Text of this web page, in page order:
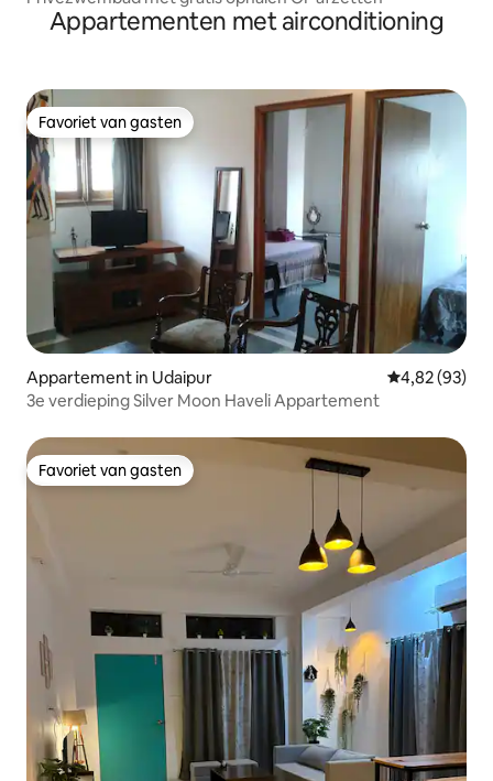
Appartementen met airconditioning
Favoriet van gasten
Favoriet van gasten
Appartement in Udaipur Gemiddelde
4,82 (93)
3e verdieping Silver Moon Haveli Appartement
Favoriet van gasten
Favoriet van gasten